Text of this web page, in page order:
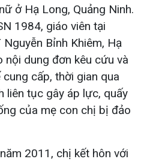
ở Hạ Long, Quảng Ninh.
1984, giáo viên tại
Bỉnh Khiêm, Hạ
nội dung đơn kêu cứu và
cấp, thời gian qua
liên tục gây áp lực, quấy
của mẹ con chị bị đảo
2011, chị kết hôn với